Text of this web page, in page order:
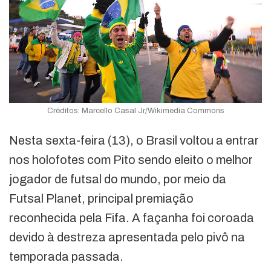
Créditos: Marcello Casal Jr/Wikimedia Commons
Nesta sexta-feira (13), o Brasil voltou a entrar
nos holofotes com Pito sendo eleito o melhor
jogador de futsal do mundo, por meio da
Futsal Planet, principal premiação
reconhecida pela Fifa. A façanha foi coroada
devido à destreza apresentada pelo pivô na
temporada passada.